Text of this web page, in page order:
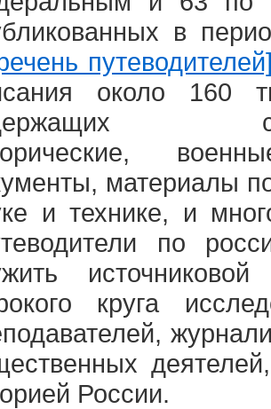
в
около 160
материалы
и технике, и
по
круга
России.